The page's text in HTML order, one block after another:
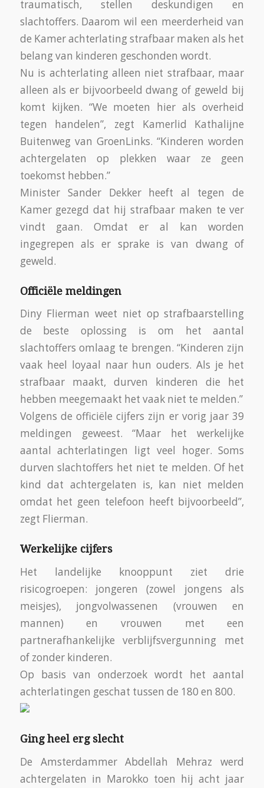
traumatisch, stellen deskundigen en
slachtoffers. Daarom wil een meerderheid van
de Kamer achterlating strafbaar maken als het
belang van kinderen geschonden wordt.
Nu is achterlating alleen niet strafbaar, maar
alleen als er bijvoorbeeld dwang of geweld bij
komt kijken. “We moeten hier als overheid
tegen handelen”, zegt Kamerlid Kathalijne
Buitenweg van GroenLinks. “Kinderen worden
achtergelaten op plekken waar ze geen
toekomst hebben.”
Minister Sander Dekker heeft al tegen de
Kamer gezegd dat hij strafbaar maken te ver
vindt gaan. Omdat er al kan worden
ingegrepen als er sprake is van dwang of
geweld.
Officiële meldingen
Diny Flierman weet niet op strafbaarstelling
de beste oplossing is om het aantal
slachtoffers omlaag te brengen. “Kinderen zijn
vaak heel loyaal naar hun ouders. Als je het
strafbaar maakt, durven kinderen die het
hebben meegemaakt het vaak niet te melden.”
Volgens de officiële cijfers zijn er vorig jaar 39
meldingen geweest. “Maar het werkelijke
aantal achterlatingen ligt veel hoger. Soms
durven slachtoffers het niet te melden. Of het
kind dat achtergelaten is, kan niet melden
omdat het geen telefoon heeft bijvoorbeeld”,
zegt Flierman.
Werkelijke cijfers
Het landelijke knooppunt ziet drie
risicogroepen: jongeren (zowel jongens als
meisjes), jongvolwassenen (vrouwen en
mannen) en vrouwen met een
partnerafhankelijke verblijfsvergunning met
of zonder kinderen.
Op basis van onderzoek wordt het aantal
achterlatingen geschat tussen de 180 en 800.
Ging heel erg slecht
De Amsterdammer Abdellah Mehraz werd
achtergelaten in Marokko toen hij acht jaar